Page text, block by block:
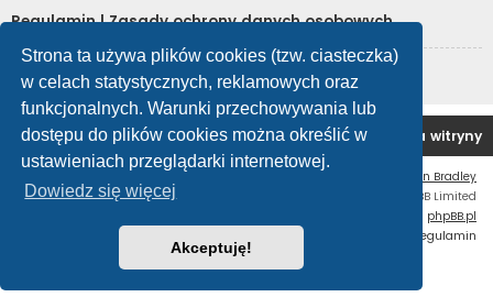
Strona ta używa plików cookies (tzw. ciasteczka)
w celach statystycznych, reklamowych oraz
funkcjonalnych. Warunki przechowywania lub
dostępu do plików cookies można określić w
ustawieniach przeglądarki internetowej.
Dowiedz się więcej
Akceptuję!
Regulamin|Zasady ochrony danych osobowych
Zarejestruj się
Forum OC PL Strona główna Usuń ciasteczka witryny
Ian Bradley
Technologię dostarcza
® Forum Software © phpBB Limited
phpBB.pl
Regulamin